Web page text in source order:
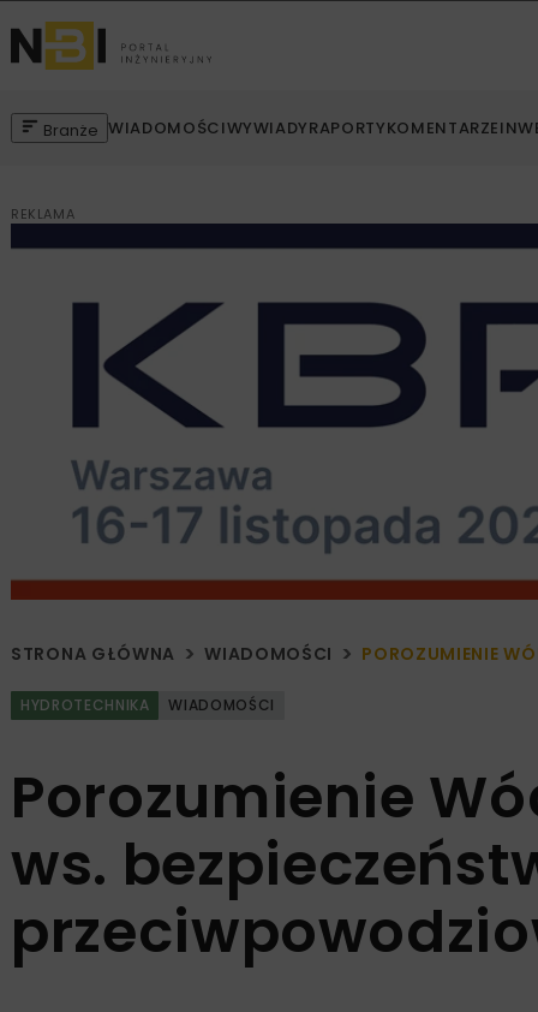
Branże WIADOMOŚCIWYWIADYRAPORTYKOMENTARZE
REKLAMA
STRONA GŁÓWNA WIADOMOŚCI POROZUMIENIE
HYDROTECHNIKA WIADOMOŚCI
Porozumienie
ws.